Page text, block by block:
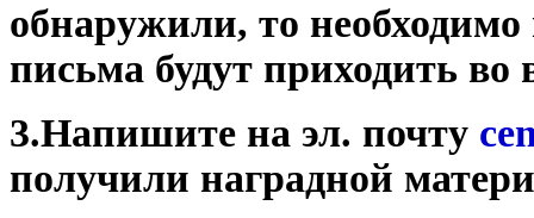
обнаружили, то
письма будут приходить во
3.Напишите на эл. почту
получили наградной